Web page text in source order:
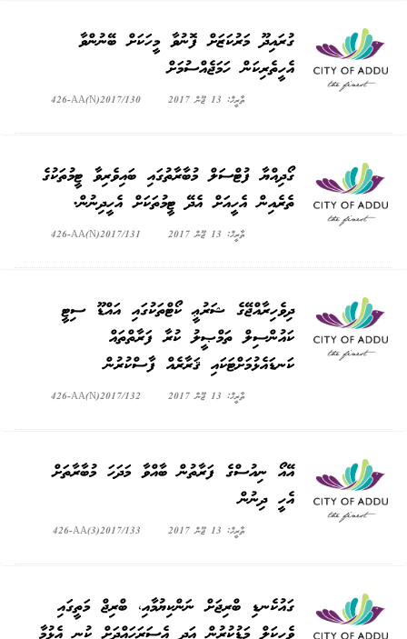
ގުރައިދޫ މަރުކަޒަށް ފޮނުވާ މީހަކަށް ބޭނުންވާ
އެހީތެރިކަން ހަމަޖެއްސުމަށް
ތާރީޚް: 13 ޖޫން 2017 426-AA(N)2017/130
ގޯދިއްޔާ ފުޓްސަލް މުބާރާތުގައި ބައިވެރިވާ ޓީމުތަކުގެ
ތެރެއިން އެހީއަށް އެދޭ ޓީމުތަކަށް އެހީދިނުން.
ތާރީޚް: 13 ޖޫން 2017 426-AA(N)2017/131
ދިވެހިރާއްޖޭގެ ޝަރުޢީ ކޯޓްތަކުގައި އައްޑޫ ސިޓީ
ކައުންސިލް ތަމްޞީލު ކުރާ ފަރާތްތައް
ކަނޑައެޅުމަށްޓަކައި ޤަރާރެއް ފާސްކުރުން
ތާރީޚް: 13 ޖޫން 2017 426-AA(N)2017/132
އޭއޯ ނިއުސްގެ ފަރާތުން ބާއްވާ މަދަހަ މުބާރާތަށް
އެހީ ދިނުން
ތާރީޚް: 13 ޖޫން 2017 426-AA(3)2017/133
ގައުކެނޑި ބްރިޖަށް ނަންކިޔުމާއި، ބްރިޖް މަތީގައި